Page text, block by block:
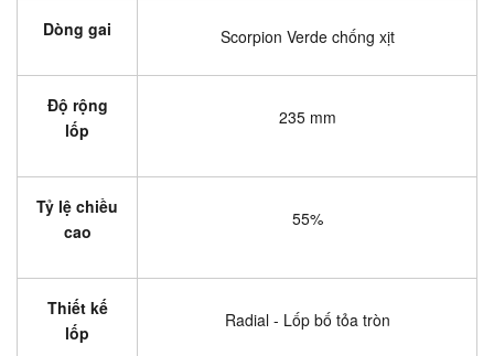
Dòng gai Scorpion Verde chống xịt
Độ rộng
lốp
235 mm
Tỷ lệ chiều
cao
55%
Thiết kế
lốp
Radial - Lốp bố tỏa tròn